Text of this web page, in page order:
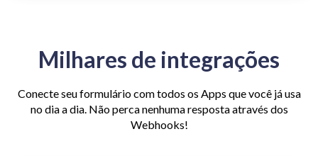
Milhares de integrações
Conecte seu formulário com todos os Apps que você já usa
no dia a dia. Não perca nenhuma resposta através dos
Webhooks!